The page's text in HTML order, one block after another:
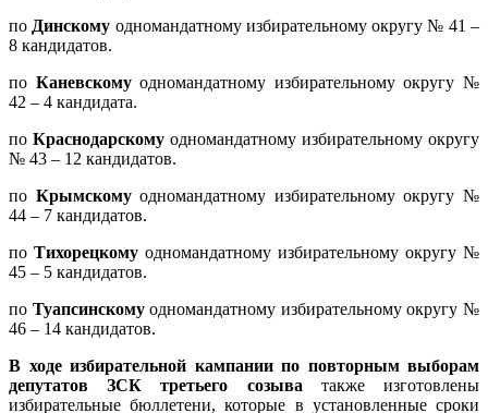
по Динскому одномандатному избирательному округу № 41 –
8 кандидатов.
по Каневскомуодномандатному избирательному округу №
42 – 4 кандидата.
по Краснодарскому одномандатному избирательному округу
№ 43 – 12 кандидатов.
по Крымскомуодномандатному избирательному округу №
44 – 7 кандидатов.
по Тихорецкому одномандатному избирательному округу №
45 – 5 кандидатов.
по Туапсинскомуодномандатному избирательному округу №
46 – 14 кандидатов.
В ходе избирательной кампании по повторным выборам
депутатов ЗСК
третьего созыва также изготовлены
избирательные бюллетени, которые в установленные сроки